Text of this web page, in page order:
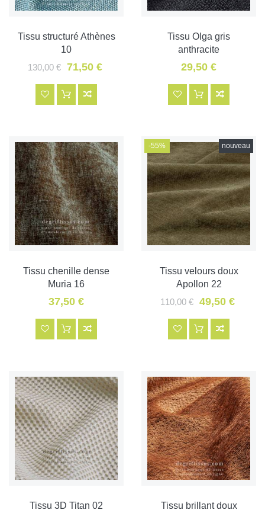
Tissu structuré Athènes
10
130,00 €
71,50 €
Tissu Olga gris
anthracite
29,50 €
Tissu chenille dense
Muria 16
37,50 €
nouveau
-55%
Tissu velours doux
Apollon 22
110,00 €
49,50 €
Tissu 3D Titan 02
Tissu brillant doux